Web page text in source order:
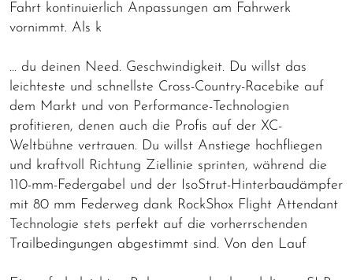
Fahrt kontinuierlich Anpassungen am Fahrwerk
vornimmt. Als k
… du deinen Need. Geschwindigkeit. Du willst das
leichteste und schnellste Cross-Country-Racebike auf
dem Markt und von Performance-Technologien
profitieren, denen auch die Profis auf der XC-
Weltbühne vertrauen. Du willst Anstiege hochfliegen
und kraftvoll Richtung Ziellinie sprinten, während die
110-mm-Federgabel und der IsoStrut-Hinterbaudämpfer
mit 80 mm Federweg dank RockShox Flight Attendant
Technologie stets perfekt auf die vorherrschenden
Trailbedingungen abgestimmt sind. Von den Lauf